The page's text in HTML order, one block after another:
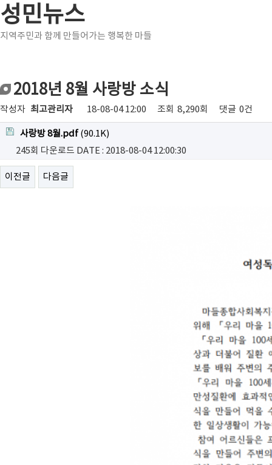
성민뉴스
지역주민과 함께 만들어가는 행복한 마들
2018년 8월 사랑방 소식
작성자 최고관리자 18-08-04 12:00 조회 8,290회 댓글 0건
사랑방 8월.pdf (90.1K)
245회 다운로드 DATE : 2018-08-04 12:00:30
이전글 다음글